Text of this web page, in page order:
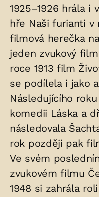
1925–1926 hrála i
hře Naši furianti v
filmová herečka
jeden zvukový
roce 1913 film
se podílela i jako
Následujícího
komedii Láska a
následovala
rok později pak
Ve svém
zvukovém filmu
1948 si zahrála